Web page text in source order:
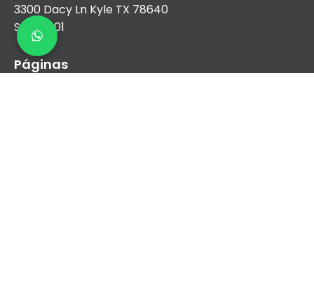
3300 Dacy Ln Kyle TX 78640
Suite 1001
Páginas